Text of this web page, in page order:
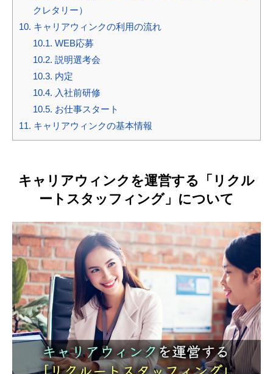
クレタリー）
10. キャリアウィンクの利用の流れ
10.1. WEB応募
10.2. 説明選考会
10.3. 内定
10.4. 入社前研修
10.5. お仕事スタート
11. キャリアウィンクの基本情報
キャリアウィンクを運営する「リクル
ートスタッフィング」について